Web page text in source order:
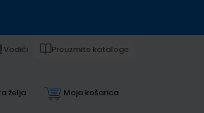
Vodiči Preuzmite kataloge
želja Moja košarica